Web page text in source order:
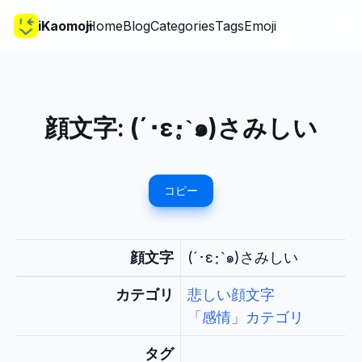
iKaomojiHomeBlogCategoriesTagsEmoji
顔文字: (´･ε･̥ˋ๑)さみしい
コピー
顔文字 (´･ε･̥ˋ๑)さみしい
カテゴリ
悲しい顔文字
「感情」カテゴリ
タグ